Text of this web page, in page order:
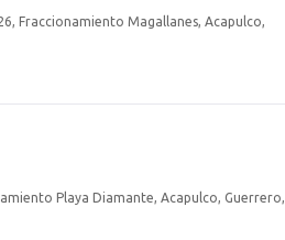
Fraccionamiento Magallanes, Acapulco,
Playa Diamante, Acapulco, Guerrero,